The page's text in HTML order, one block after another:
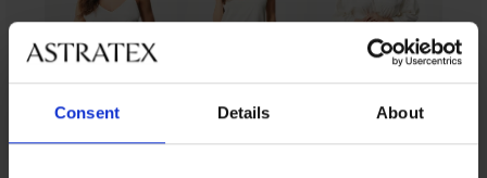
Consent Details About